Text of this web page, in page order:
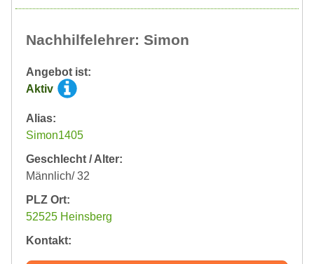
Nachhilfelehrer: Simon
Angebot ist:
Aktiv
Alias:
Simon1405
Geschlecht / Alter:
Männlich/ 32
PLZ Ort:
52525 Heinsberg
Kontakt: